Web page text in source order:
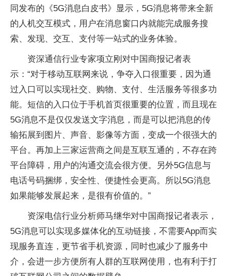
同发布的《5G消息白皮书》显示，5G消息将带来全新
的人机交互模式，用户在消息窗口内就能完成服务搜
索、发现、交互、支付等一站式的业务体验。
资深通信行业专家项立刚对中国商报记者表
示：“对于移动互联网来说，争夺入口很重要，因为通
过入口可以实现社交、购物、支付、生活服务等很多功
能。短信的入口位于手机首页很重要的位置，而且现在
5G消息不是仅仅发送文字消息，而是可以把消息的传
输拓展到图片、声音、影像等方面，变成一个很强大的
平台。再加上三家运营商之间是互联互通的，不存在跨
平台障碍，用户的沟通交流会很方便。另外5G信息与
电话号码捆绑，安全性、便捷性会更高。所以5G消息
如果能够发展起来，是很有价值的。”
资深电信行业分析师马继华对中国商报记者表示，
5G消息可以实现多媒体化的互动链接，不需要App而实
现服务直连，更节省手机资源，同时也减少了服务中
介，会进一步方便所有人群的互联网使用，也有利于打